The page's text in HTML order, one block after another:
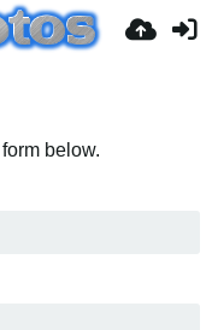
below.